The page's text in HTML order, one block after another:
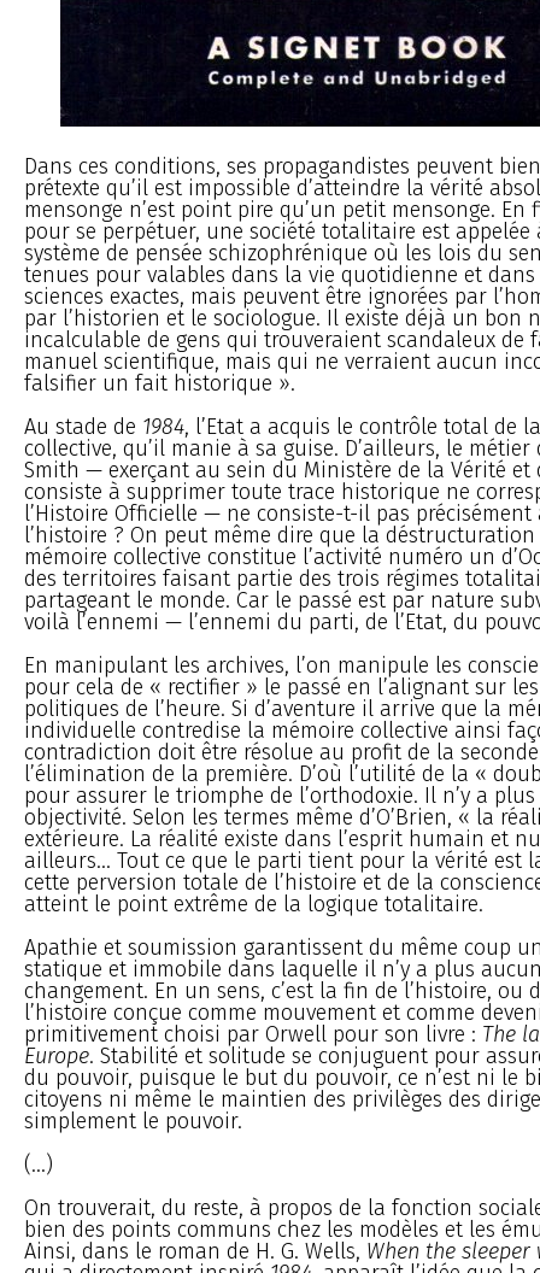
Dans ces conditions, ses propagandistes peuvent
prétexte qu’il est impossible d’atteindre la vérité
mensonge n’est point pire qu’un petit mensonge. En
pour se perpétuer, une société totalitaire est
système de pensée schizophrénique où les lois du
tenues pour valables dans la vie quotidienne et
sciences exactes, mais peuvent être ignorées par
par l’historien et le sociologue. Il existe déjà un bon
incalculable de gens qui trouveraient scandaleux de
manuel scientifique, mais qui ne verraient aucun
falsifier un fait historique ».
Au stade de 1984, l’Etat a acquis le contrôle total de
collective, qu’il manie à sa guise. D’ailleurs, le métier
Smith — exerçant au sein du Ministère de la Vérité et
consiste à supprimer toute trace historique ne
l’Histoire Officielle — ne consiste-t-il pas précisément
l’histoire ? On peut même dire que la déstructuration
mémoire collective constitue l’activité numéro un
des territoires faisant partie des trois régimes
partageant le monde. Car le passé est par nature
voilà l’ennemi — l’ennemi du parti, de l’Etat, du
En manipulant les archives, l’on manipule les
pour cela de « rectifier » le passé en l’alignant sur
politiques de l’heure. Si d’aventure il arrive que la
individuelle contredise la mémoire collective ainsi
contradiction doit être résolue au profit de la
l’élimination de la première. D’où l’utilité de la «
pour assurer le triomphe de l’orthodoxie. Il n’y a
objectivité. Selon les termes même d’O’Brien, « la
extérieure. La réalité existe dans l’esprit humain et
ailleurs... Tout ce que le parti tient pour la vérité est
cette perversion totale de l’histoire et de la
atteint le point extrême de la logique totalitaire.
Apathie et soumission garantissent du même coup
statique et immobile dans laquelle il n’y a plus
changement. En un sens, c’est la fin de l’histoire, ou
l’histoire conçue comme mouvement et comme
primitivement choisi par Orwell pour son livre : The
Europe. Stabilité et solitude se conjuguent pour
du pouvoir, puisque le but du pouvoir, ce n’est ni le
citoyens ni même le maintien des privilèges des
simplement le pouvoir.
(...)
On trouverait, du reste, à propos de la fonction
bien des points communs chez les modèles et les
Ainsi, dans le roman de H. G. Wells, When the sleeper